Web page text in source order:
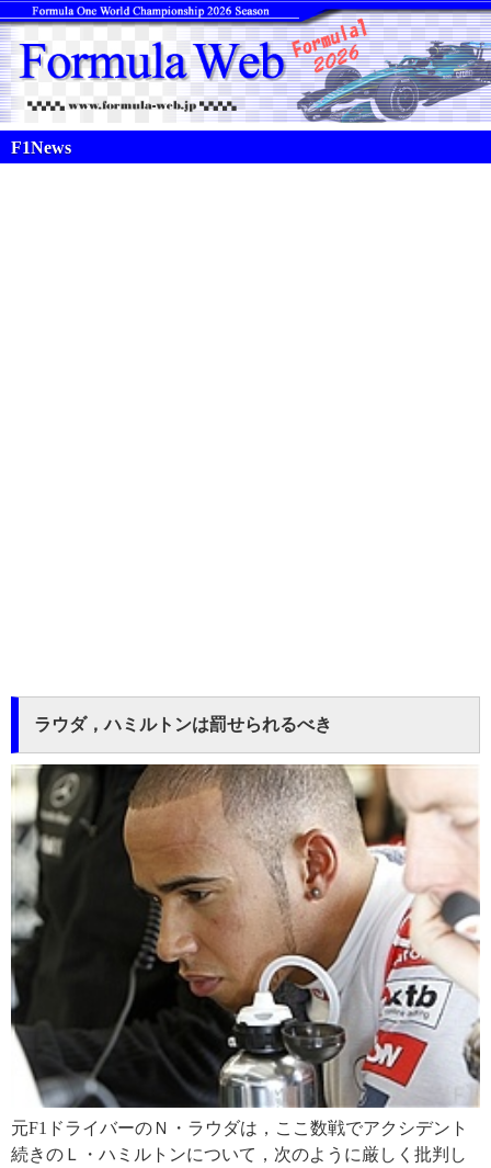
F1News
ラウダ，ハミルトンは罰せられるべき
元F1ドライバーのＮ・ラウダは，ここ数戦でアクシデント
続きのＬ・ハミルトンについて，次のように厳しく批判し